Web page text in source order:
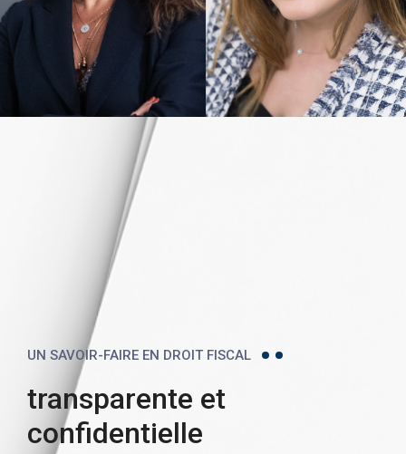
UN SAVOIR-FAIRE EN DROIT FISCAL
transparente et
confidentielle